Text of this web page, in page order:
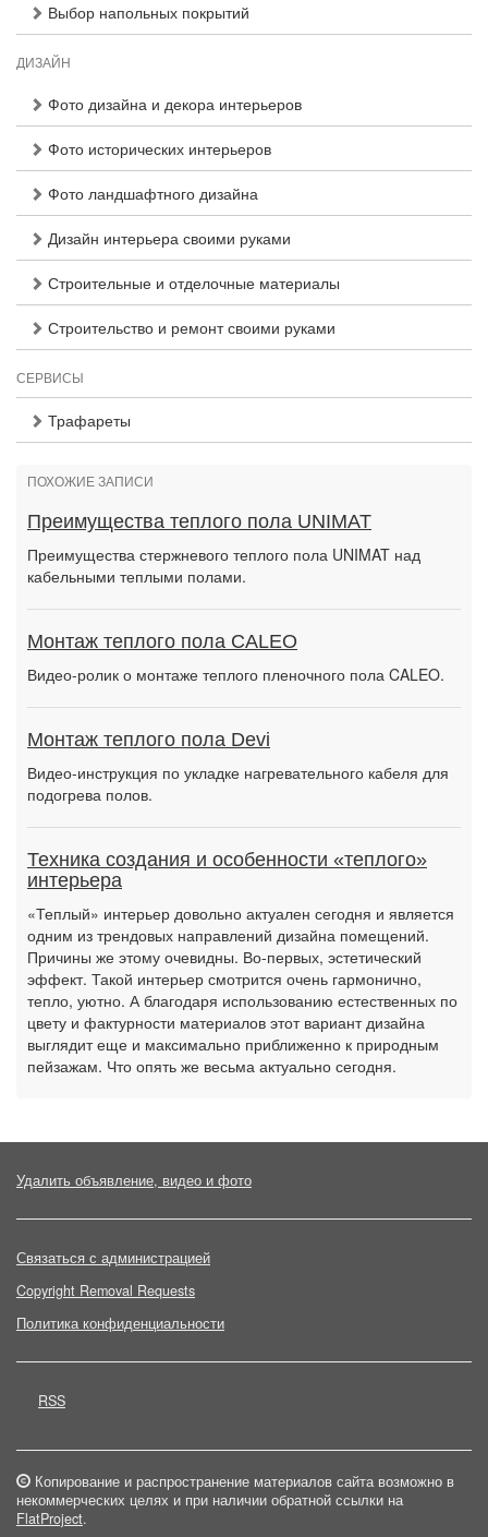
Выбор напольных покрытий
ДИЗАЙН
Фото дизайна и декора интерьеров
Фото исторических интерьеров
Фото ландшафтного дизайна
Дизайн интерьера своими руками
Строительные и отделочные материалы
Строительство и ремонт своими руками
СЕРВИСЫ
Трафареты
ПОХОЖИЕ ЗАПИСИ
Преимущества теплого пола UNIMAT
Преимущества стержневого теплого пола UNIMAT над
кабельными теплыми полами.
Монтаж теплого пола CALEO
Видео-ролик о монтаже теплого пленочного пола CALEO.
Монтаж теплого пола Devi
Видео-инструкция по укладке нагревательного кабеля для
подогрева полов.
Техника создания и особенности «теплого»
интерьера
«Теплый» интерьер довольно актуален сегодня и является
одним из трендовых направлений дизайна помещений.
Причины же этому очевидны. Во-первых, эстетический
эффект. Такой интерьер смотрится очень гармонично,
тепло, уютно. А благодаря использованию естественных по
цвету и фактурности материалов этот вариант дизайна
выглядит еще и максимально приближенно к природным
пейзажам. Что опять же весьма актуально сегодня.
Удалить объявление, видео и фото
Связаться с администрацией
Copyright Removal Requests
Политика конфиденциальности
RSS
Копирование и распространение материалов сайта возможно в
некоммерческих целях и при наличии обратной ссылки на
FlatProject.